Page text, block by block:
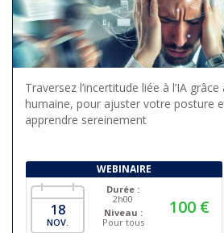
Traversez l’incertitude liée à l’IA
humaine, pour ajuster votre posture
apprendre sereinement
WEBINAIRE
18
NOV.
Durée :
2h00
Niveau :
Pour tous
100 €